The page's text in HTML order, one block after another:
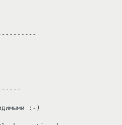
:-)